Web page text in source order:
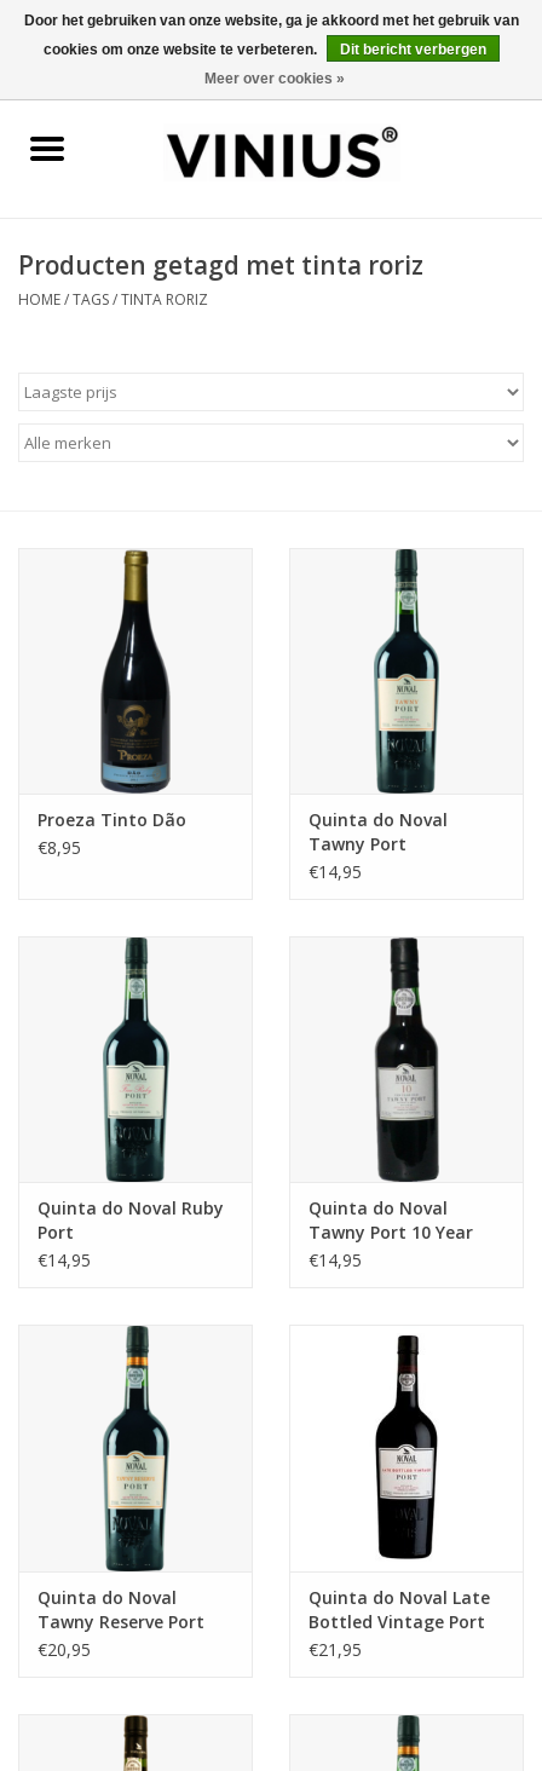
0 Artikelen - €0,00
Wijn per kleur/soort
Wijnproeverij
Over Vinius
Producten getagd met tinta roriz
HOME/TAGS/TINTA RORIZ
Proeza Tinto Dão
€8,95
Quinta do Noval
Tawny Port
€14,95
Quinta do Noval Ruby
Port
€14,95
Quinta do Noval
Tawny Port 10 Year
Old (1/2)
€14,95
Quinta do Noval
Tawny Reserve Port
€20,95
Quinta do Noval Late
Bottled Vintage Port
€21,95
Door het gebruiken van onze website, ga je akkoord met het gebruik van
cookies om onze website te verbeteren.
Dit bericht verbergen
Meer over cookies »